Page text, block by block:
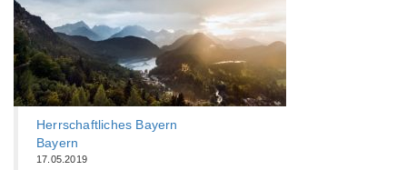
Herrschaftliches Bayern
Bayern
17.05.2019